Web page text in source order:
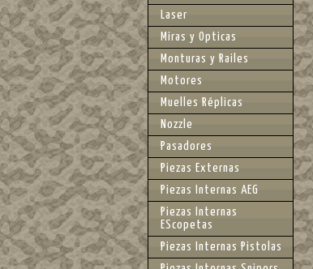
Laser
Miras y Opticas
Monturas y Railes
Motores
Muelles Réplicas
Nozzle
Pasadores
Piezas Externas
Piezas Internas AEG
Piezas Internas
EScopetas
Piezas Internas Pistolas